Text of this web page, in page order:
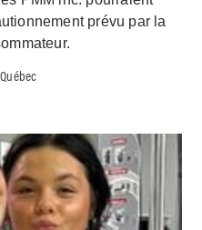
prévu par la